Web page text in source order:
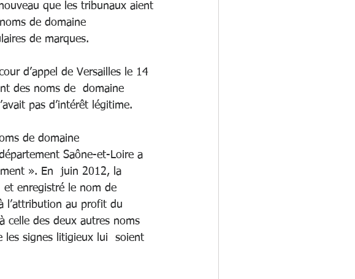
que les tribunaux aient
de domaine
de marques.
d’appel de Versailles le 14
des noms de  domaine
pas d’intérêt légitime.
de domaine
Saône-et-Loire a
». En  juin 2012, la
et enregistré le nom de
l’attribution au profit du
celle des deux autres noms
les signes litigieux lui  soient